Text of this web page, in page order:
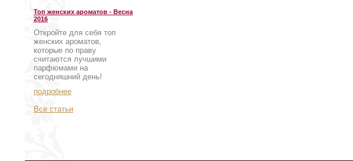
Топ женских ароматов - Весна
2016
Откройте для себя топ
женских ароматов,
которые по праву
считаются лучшими
парфюмами на
сегодняшний день!
подробнее
Все статьи